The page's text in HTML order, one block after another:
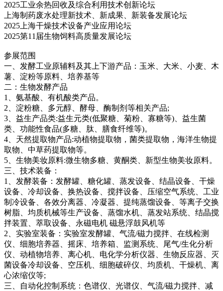
2025工业余热回收及综合利用技术创新论坛
上海制药废水处理新技术、新成果、新装备发展论坛
2025上海干燥技术设备产业应用论坛
2025第11届生物饲料高质量发展论坛
参展范围
一、发酵工业原辅料及其上下游产品：玉米、大米、小麦、木
薯、淀粉等原料、培养基等
二：生物发酵产品
1、氨基酸、有机酸类产品。
2、淀粉糖、多元醇、酵母、酶制剂等相关产品;
3、益生产品类:益生元类(低聚糖、菊粉、寡糖等)、益生菌
类、功能性食品(多糖、肽、膳食纤维等)。
4、天然提取物产品:动植物提取物，菌类提取物，海洋生物提
取物、中草药提取物等。
5、生物美妆原料:微生物多糖、黄酮类、新型生物美妆原料。
三、技术装备：
1、发酵装备：发酵罐、糖化罐、蒸发设备、结晶设备、干燥
设备、冷却设备、换热设备、搅拌设备、压缩空气系统、工业
制冷设备、各效分离器、冷凝器、提纯蒸馏设备、等离子交换
树脂、均质机械等生产设备、蒸馏水机、蒸发站系统、结晶搅
拌装置、萃取设备、永磁电机 磁悬浮鼓风机等
2、实验室装备：实验室发酵罐、气流/磁力搅拌、在线检测
仪、细胞培养器、摇床、培养箱、监测系统、尾气/生化分析
仪、动植物培养、离心机、电化学分析仪器、生物反应器、灭
菌设备冷却设备、空压机、细胞破碎仪、均质机、干燥机、离
心浓缩仪等;
三、自动化控制系统：色谱仪、光谱仪、气流/磁力搅拌、减